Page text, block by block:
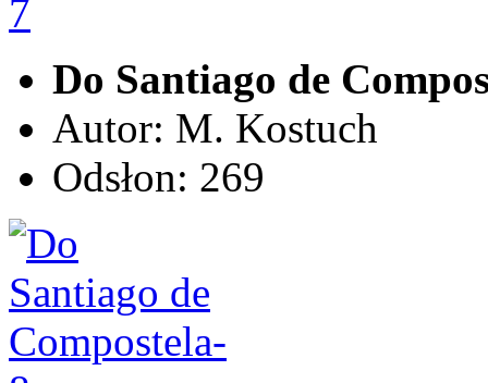
Do Santiago de
Autor: M. Kostuch
Odsłon: 269